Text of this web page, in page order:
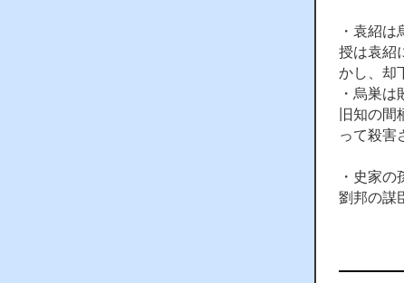
・袁紹
授は袁紹
かし、却
・烏巣
旧知の
って殺害
・史家
劉邦の謀